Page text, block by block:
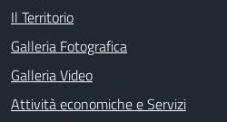
Il Territorio
Galleria Fotografica
Galleria Video
Attività economiche e Servizi